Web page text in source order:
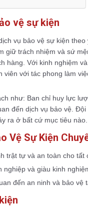
vệ sự kiện
vụ bảo vệ sự kiện
giữ trách nhiệm và sứ
hàng. Với kinh nghiệm
viên với tác phong làm
như: Ban chỉ huy lực
đến dịch vụ bảo vệ.
ra ở bất cứ mục tiêu nào.
Vệ Sự Kiện
trật tự và an toàn cho
nghiệp và giàu kinh
đến an ninh và bảo vệ